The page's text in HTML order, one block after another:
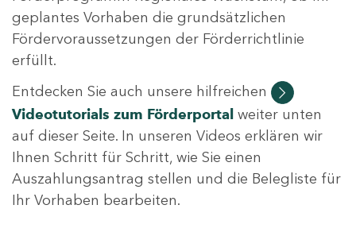
geplantes Vorhaben die grundsätzlichen
Fördervoraussetzungen der Förderrichtlinie
erfüllt.
Entdecken Sie auch unsere hilfreichen
Videotutorials zum Förderportal weiter unten
auf dieser Seite. In unseren Videos erklären wir
Ihnen Schritt für Schritt, wie Sie einen
Auszahlungsantrag stellen und die Belegliste für
Ihr Vorhaben bearbeiten.